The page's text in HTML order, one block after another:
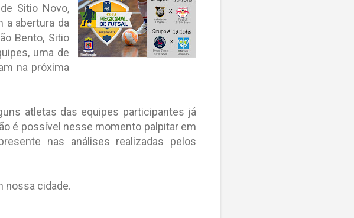
Sitio Novo,
a abertura da
Bento, Sitio
uma de
na próxima
atletas das equipes participantes já
é possível nesse momento palpitar em
nas análises realizadas pelos
nossa cidade.